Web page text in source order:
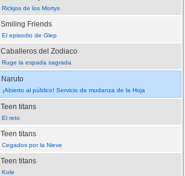
Rickjos de los Mortys
Smiling Friends
El episodio de Glep
Caballeros del Zodiaco
Ruge la espada sagrada
Naruto
¡Abierto al público! Servicio de mudanza de la Hoja
Teen titans
El reto
Teen titans
Cegados por la Nieve
Teen titans
Kole